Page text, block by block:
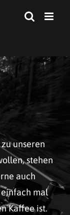
unseren
stehen
auch
mal
Kaffee ist.